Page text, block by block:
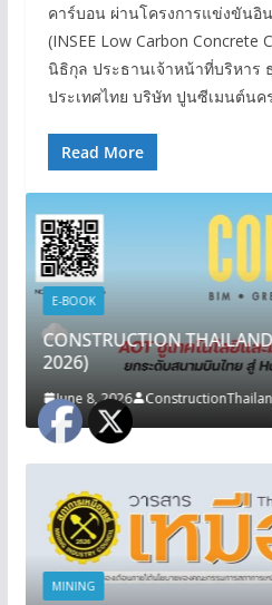
คาร์บอน ผ่านโครงการแข่งขันอิ
(INSEE Low Carbon Concrete
นิธิกุล ประธานเจ้าหน้าที่บริหาร
ประเทศไทย บริษัท ปูนซีเมนต์น
Read More
E-BOOK
CONSTRUCTION
2026)
June 8, 2026
MINING